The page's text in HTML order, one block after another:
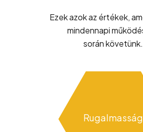
Ezek azok az értékek,
mindennapi
során követünk.
Rugalmasság